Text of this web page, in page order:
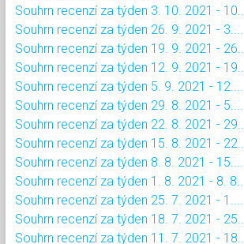
Souhrn recenzí za týden 3. 10. 2021 - 10....
Souhrn recenzí za týden 26. 9. 2021 - 3....
Souhrn recenzí za týden 19. 9. 2021 - 26....
Souhrn recenzí za týden 12. 9. 2021 - 19....
Souhrn recenzí za týden 5. 9. 2021 - 12....
Souhrn recenzí za týden 29. 8. 2021 - 5....
Souhrn recenzí za týden 22. 8. 2021 - 29....
Souhrn recenzí za týden 15. 8. 2021 - 22....
Souhrn recenzí za týden 8. 8. 2021 - 15....
Souhrn recenzí za týden 1. 8. 2021 - 8. 8....
Souhrn recenzí za týden 25. 7. 2021 - 1....
Souhrn recenzí za týden 18. 7. 2021 - 25....
Souhrn recenzí za týden 11. 7. 2021 - 18....